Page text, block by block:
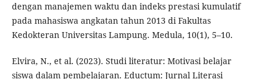
dengan manajemen waktu dan indeks prestasi kumulatif
pada mahasiswa angkatan tahun 2013 di Fakultas
Kedokteran Universitas Lampung. Medula, 10(1), 5–10.
Elvira, N., et al. (2023). Studi literatur: Motivasi belajar
siswa dalam pembelajaran. Eductum: Jurnal Literasi